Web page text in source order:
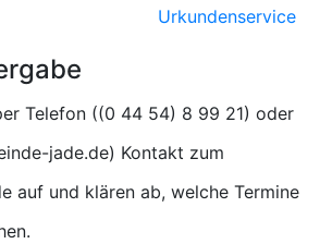
Urkundenservice
Telefon (
) oder
) Kontakt zum
auf und klären ab, welche Termine